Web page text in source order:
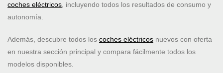
coches eléctricos, incluyendo todos los resultados de consumo y
autonomía.
Además, descubre todos los coches eléctricos nuevos con oferta
en nuestra sección principal y compara fácilmente todos los
modelos disponibles.